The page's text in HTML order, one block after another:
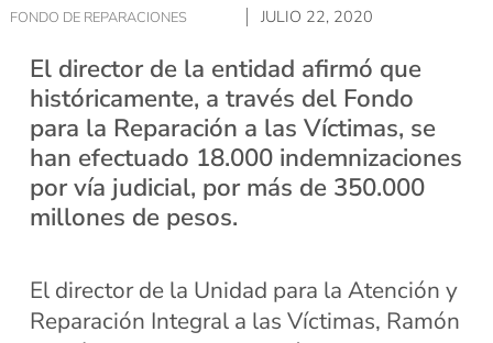
FONDO DE REPARACIONES JULIO 22, 2020
El director de la entidad afirmó que
históricamente, a través del Fondo
para la Reparación a las Víctimas, se
han efectuado 18.000 indemnizaciones
por vía judicial, por más de 350.000
millones de pesos.
El director de la Unidad para la Atención y
Reparación Integral a las Víctimas, Ramón